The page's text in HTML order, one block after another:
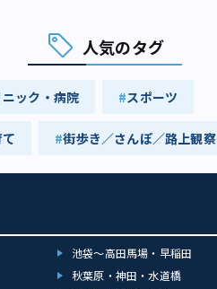
人気のタグ
ニック・病院 スポーツ
街歩き／さんぽ／路上観察
池袋～高田馬場・早稲田
秋葉原・神田・水道橋